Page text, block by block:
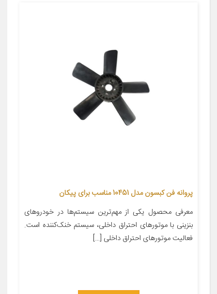
پروانه فن کبسون مدل 10451 مناسب برای پیکان
معرفی محصول یکی از مهم‌ترین سیستم‌ها در خودروهای
بنزینی با موتورهای احتراق داخلی، سیستم خنک‌کننده است.
فعالیت موتورهای احتراق داخلی […]